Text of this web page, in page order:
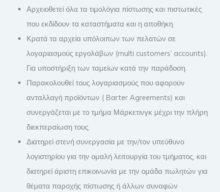
Αρχειοθετεί όλα τα τιμολόγια πίστωσης και πιστωτικές
που εκδίδουν τα καταστήματα και η αποθήκη.
Κρατά τα αρχεία υπόλοιπων των πελατών σε
λογαριασμούς εργολάβων (multi customers’ accounts).
Για υποστήριξη των ταμείων κατά την παράδοση.
Παρακολουθεί τους λογαριασμούς που αφορούν
ανταλλαγή προϊόντων ( Barter Agreements) και
συνεργάζεται με το τμήμα Μάρκετινγκ μέχρι την πλήρη
διεκπεραίωση τους.
Διατηρεί στενή συνεργασία με την/τον υπεύθυνο
λογιστηρίου για την ομαλή λειτουργία του τμήματος, και
διατηρεί άριστη επικοινωνία με την ομάδα πωλητών για
θέματα παροχής πίστωσης ή άλλων συναφών